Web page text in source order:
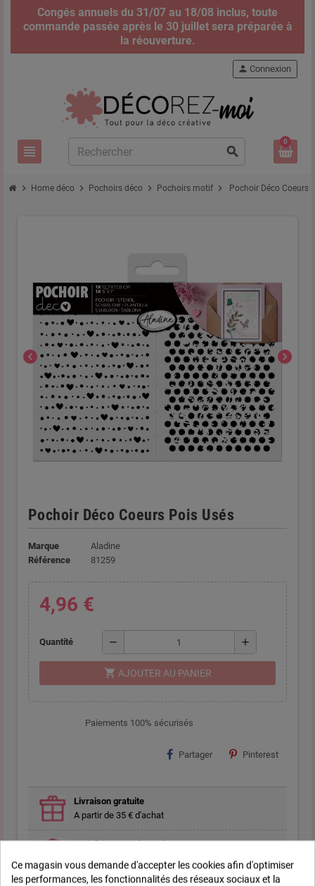
Congés annuels du 31/07 au 18/08 inclus, toute
commande passée après le 30 juillet sera préparée à
la réouverture.
view_headline search
person Connexion
0
chevron_right Home déco chevron_right Pochoirs déco chevron_right Pochoirs motif chevron_right Pochoir Déco Coeurs
chevron_left chevron_right
Pochoir Déco Coeurs Pois Usés
Marque
Aladine
Référence
81259
4,96 €
Quantité remove add
shopping_cart AJOUTER AU PANIER
Paiements 100% sécurisés
Partager Pinterest
Livraison gratuite
A partir de 35 € d'achat
Satisfait ou remboursé
14 jours pour changer d'avis
Ce magasin vous demande d'accepter les cookies afin d'optimiser
les performances, les fonctionnalités des réseaux sociaux et la